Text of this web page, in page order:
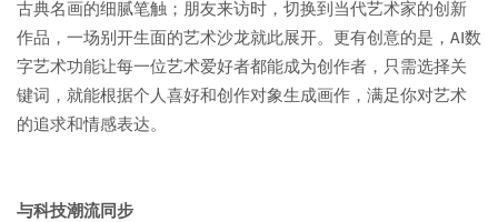
古典名画的细腻笔触；朋友来访时，切换到当代艺术家的创新
作品，一场别开生面的艺术沙龙就此展开。更有创意的是，AI数
字艺术功能让每一位艺术爱好者都能成为创作者，只需选择关
键词，就能根据个人喜好和创作对象生成画作，满足你对艺术
的追求和情感表达。
与科技潮流同步